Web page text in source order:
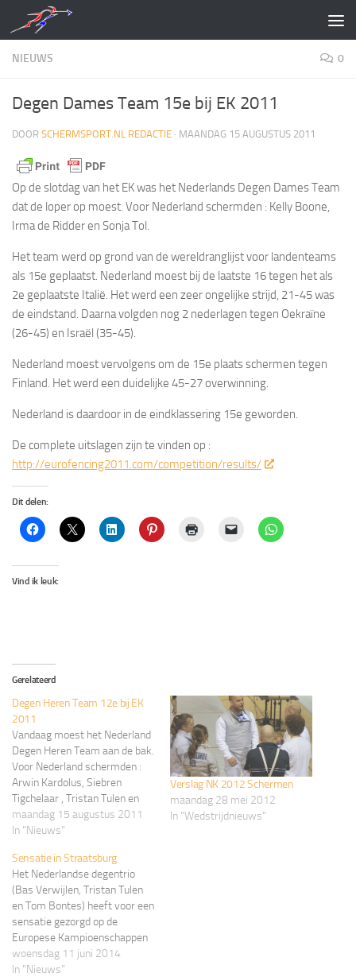
Doorgaan naar inhoud
NIEUWS 0
Degen Dames Team 15e bij EK 2011
DOOR SCHERMSPORT.NL REDACTIE · MAANDAG 15 AUGUSTUS 2011
Op de slotdag van het EK was het Nederlands Degen Dames Team
dat de loper op moest. Voor Nederland schermden : Kelly Boone,
Irma de Ridder en Sonja Tol.
Het team werd op grond van de wereldranglijst voor landenteams
als 15e geplaatst. Nederland moest bij de laatste 16 tegen het als
2e geplaatste Italië. Het werd een zeer ongelijke strijd, 21-45 was
de eindstand. Daarna volgden nog 2 nederlagen tegen Oekraïne
(26-45) en Israël (35-45).
Nederland moest vervolgens om de 15e plaats schermen tegen
Finland. Het werd een duidelijke 45-27 overwinning.
Nederland is daardoor in de eindklassering 15e geworden.
De complete uitslagen zijn te vinden op :
http://eurofencing2011.com/competition/results/
Dit delen:
Vind ik leuk:
Gerelateerd
Degen Heren Team 12e bij EK
2011
Vandaag moest het Nederland
Degen Heren Team aan de bak.
Voor Nederland schermden :
Arwin Kardolus, Siebren
Tigchelaar , Tristan Tulen en
Bas Verwijlen. Omdat de
wereldranglijst voor
voor de indeling waren we
maar als 13e geplaatst. We
moesten bij de laatste 32 al
schermen en wel tegen
Slovenië…
maandag 15 augustus 2011
In "Nieuws"
Verslag NK 2012 Schermen
maandag 28 mei 2012
In "Wedstrijdnieuws"
Sensatie in Straatsburg
Het Nederlandse degentrio
(Bas Verwijlen, Tristan Tulen
en Tom Bontes) heeft voor een
sensatie gezorgd op de
Europese Kampioenschappen
Schermen in Straatsburg. Voor
het eerst sinds lange tijd
woensdag 11 juni 2014
In "Nieuws"